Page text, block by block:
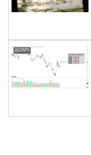
KOSPI